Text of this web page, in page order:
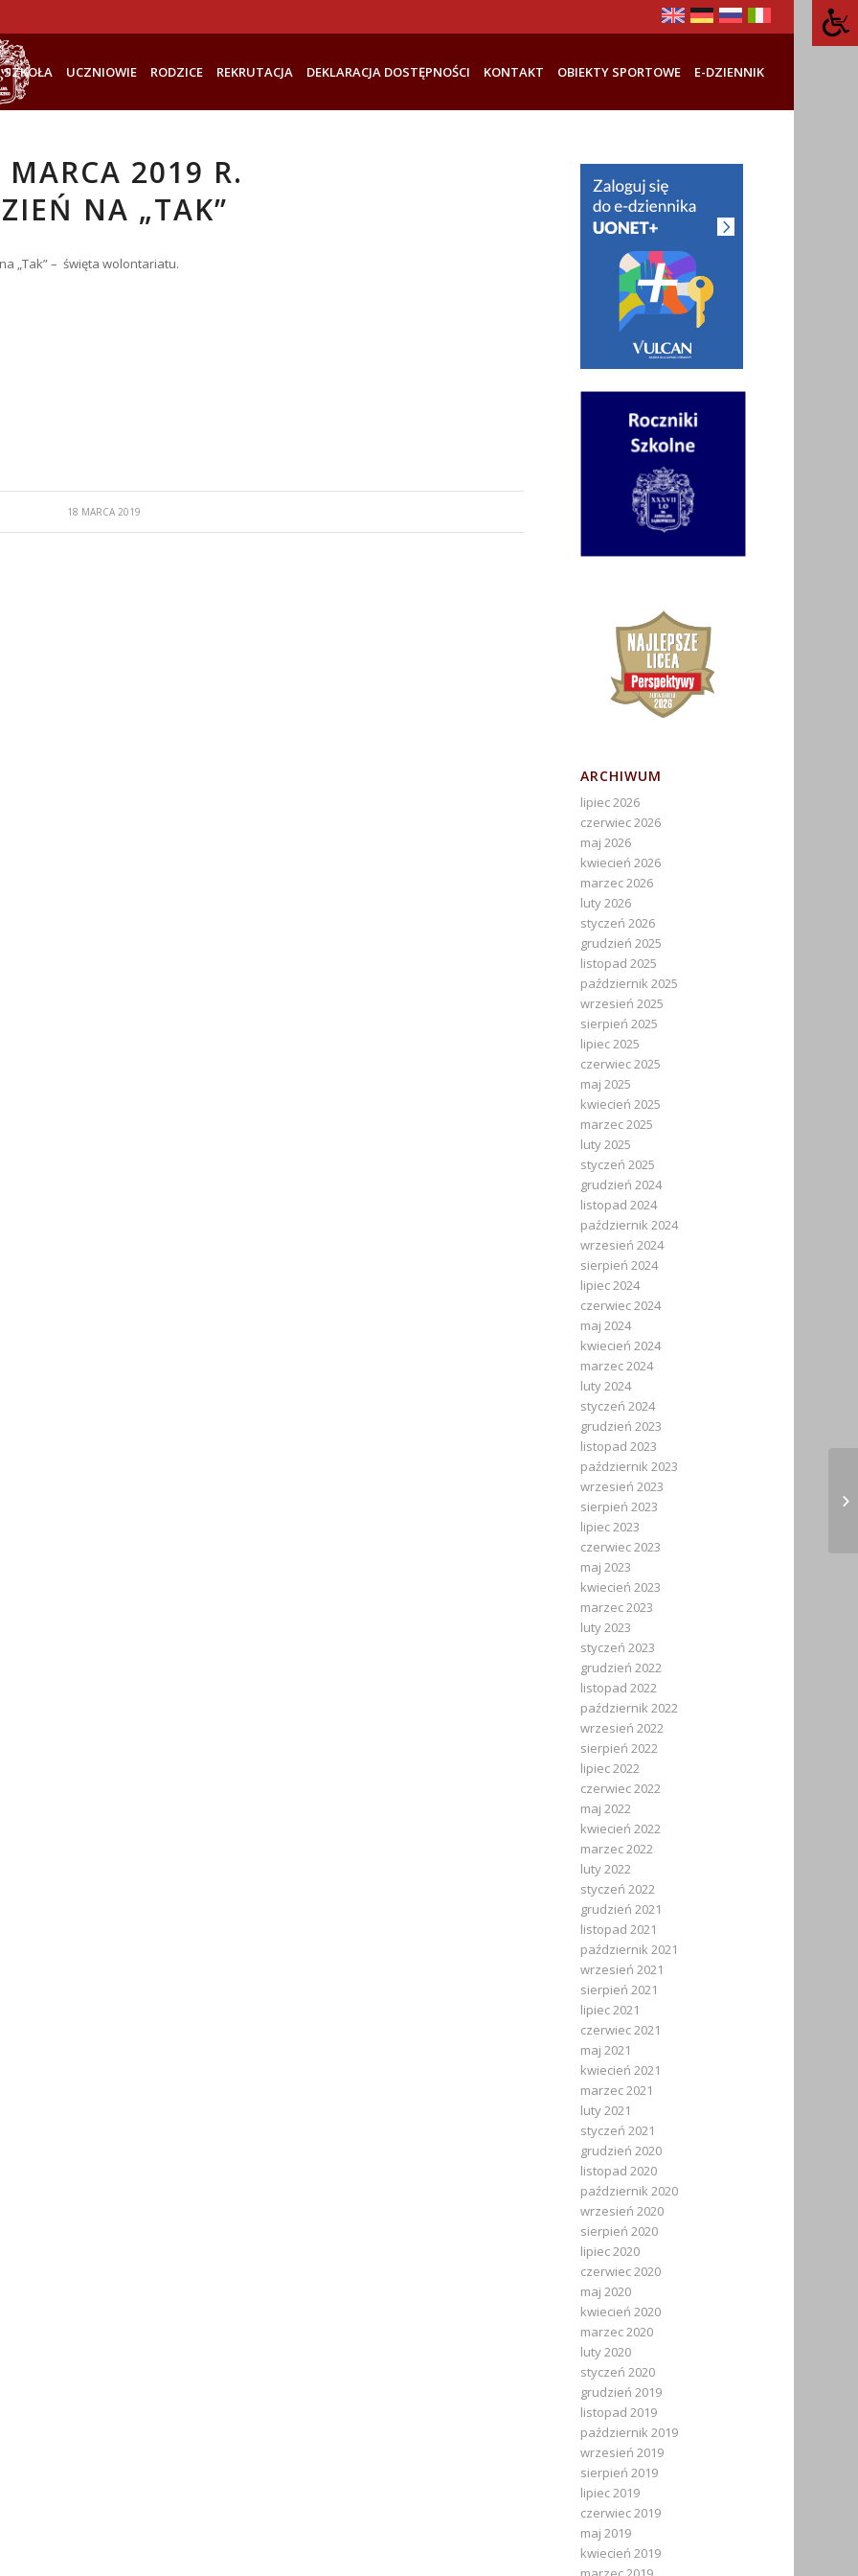
SZKOŁA UCZNIOWIE RODZICE REKRUTACJA DEKLARACJA DOSTĘPNOŚCI KONTAKT OBIEKTY SPORTOWE E-DZIENNIK
MARCA 2019 R.
NA „TAK”
„Tak” – święta wolontariatu.
18 MARCA 2019
ARCHIWUM
lipiec 2026
czerwiec 2026
maj 2026
kwiecień 2026
marzec 2026
luty 2026
styczeń 2026
grudzień 2025
listopad 2025
październik 2025
wrzesień 2025
sierpień 2025
lipiec 2025
czerwiec 2025
maj 2025
kwiecień 2025
marzec 2025
luty 2025
styczeń 2025
grudzień 2024
listopad 2024
październik 2024
wrzesień 2024
sierpień 2024
lipiec 2024
czerwiec 2024
maj 2024
kwiecień 2024
marzec 2024
luty 2024
styczeń 2024
grudzień 2023
listopad 2023
październik 2023
wrzesień 2023
sierpień 2023
lipiec 2023
czerwiec 2023
maj 2023
kwiecień 2023
marzec 2023
luty 2023
styczeń 2023
grudzień 2022
listopad 2022
październik 2022
wrzesień 2022
sierpień 2022
lipiec 2022
czerwiec 2022
maj 2022
kwiecień 2022
marzec 2022
luty 2022
styczeń 2022
grudzień 2021
listopad 2021
październik 2021
wrzesień 2021
sierpień 2021
lipiec 2021
czerwiec 2021
maj 2021
kwiecień 2021
marzec 2021
luty 2021
styczeń 2021
grudzień 2020
listopad 2020
październik 2020
wrzesień 2020
sierpień 2020
lipiec 2020
czerwiec 2020
maj 2020
kwiecień 2020
marzec 2020
luty 2020
styczeń 2020
grudzień 2019
listopad 2019
październik 2019
wrzesień 2019
sierpień 2019
lipiec 2019
czerwiec 2019
maj 2019
kwiecień 2019